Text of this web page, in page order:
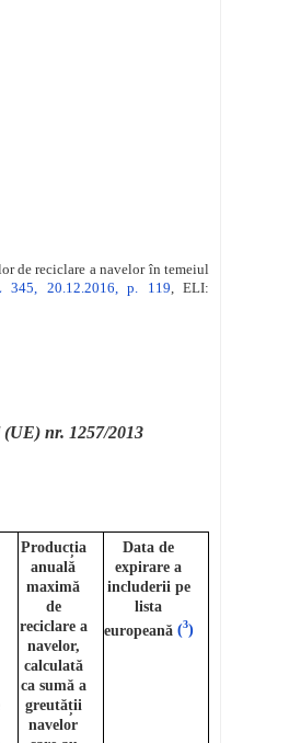
de reciclare a navelor în temeiul
345, 20.12.2016, p. 119 , ELI:
nr. 1257/2013
Producția
anuală
maximă
de
reciclare a
navelor,
calculată
ca sumă a
greutății
navelor
Data de
expirare a
includerii pe
lista
europeană(3)